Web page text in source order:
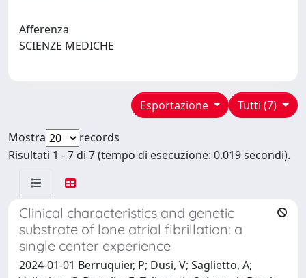
Afferenza
SCIENZE MEDICHE
Tutti (7)
Esportazione
Mostra
records
Risultati 1 - 7 di 7 (tempo di esecuzione: 0.019 secondi).
Clinical characteristics and genetic
substrate of lone atrial fibrillation: a
single center experience
2024-01-01 Berruquier, P; Dusi, V; Saglietto, A;